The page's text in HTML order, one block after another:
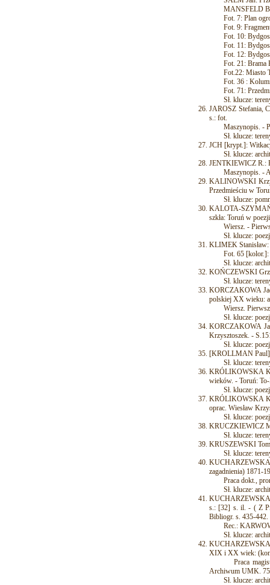
MANSFELD
Fot. 7: Plan
Fot. 9: Fragment
Fot. 10:
Fot. 11:
Fot. 12:
Fot. 21: Brama
Fot.22: Miasto
Fot. 36 :
Fot. 71:
Sł. klucze: tereny
JAROSZ Stefania,
s.: fot.
Maszynopis. -
Sł. klucze:
JCH [krypt.]:
Sł. klucze:
JENTKIEWICZ R.:
Maszynopis. -
KALINOWSKI
Przedmieściu w
Sł. klucze:
KALOTA-
szkła: Toruń w
Wiersz. -
Sł. klucze:
KLIMEK Stanisław:
Fot. 65 [kolor.]:
Sł. klucze:
KOŃCZEWSKI
Sł. klucze:
KORCZAKOWA
polskiej XX wieku:
Wiersz. Pierwszy
Sł. klucze:
KORCZAKOWA
Krzysztoszek. -
Sł. klucze:
[KROLLMAN Paul]:
Sł. klucze:
KRÓLIKOWSKA
wieków. - Toruń:
Sł. klucze:
KRÓLIKOWSKA
oprac. Wiesław
Sł. klucze:
KRUCZKIEWICZ
Sł. klucze:
KRUSZEWSKI
Sł. klucze: tereny
zagadnienia) 1871-
Praca dokt.,
Sł. klucze:
KUCHARZEWSKA
s.: [32] s. il. - ( Z
Bibliogr. s. 435-442.
Rec.:
Sł. klucze:
KUCHARZEWSKA
XIX i XX wiek:
Praca
Archiwum UMK.
Sł. klucze: